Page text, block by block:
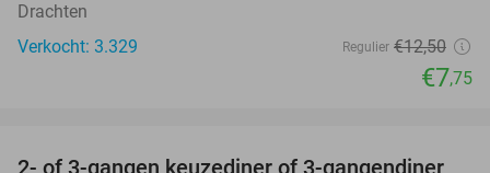
Drachten
Verkocht: 3.329
Regulier €12,50
€7,75